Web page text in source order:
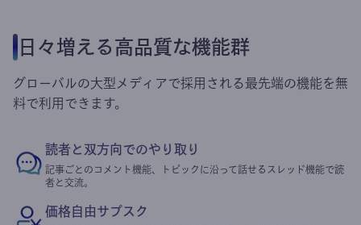
日々増える高品質な機能群
グローバルの大型メディアで採用される最先端の機能を無
料で利用できます。
読者と双方向でのやり取り
記事ごとのコメント機能、トピックに沿って話せるスレッド機能で読
者と交流。
価格自由サブスク